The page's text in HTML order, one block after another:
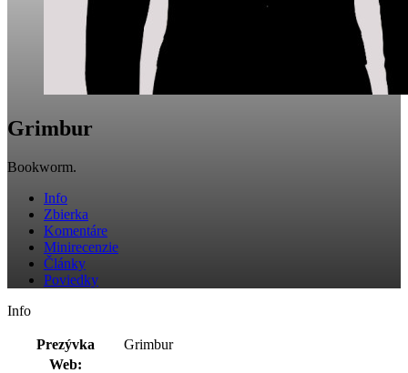
Grimbur
Bookworm.
Info
Zbierka
Komentáre
Minirecenzie
Články
Poviedky
Info
Prezývka
Grimbur
Web: